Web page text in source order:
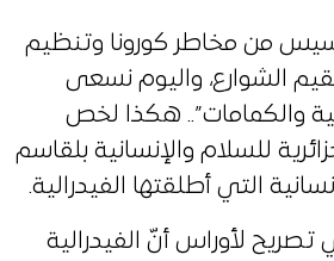
من مخاطر كورونا وتنظيم
الشوارع، واليوم نسعى
والكمامات”.. هكذا لخص
للسلام والإنسانية بلقاسم
التي أطلقتها الفيدرالية.
لأوراس أنّ الفيدرالية